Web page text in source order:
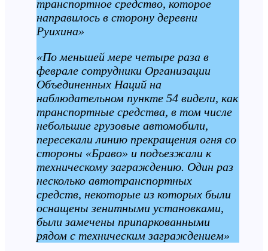
транспортное средство, которое
направилось в сторону деревни
Руихина»
«По меньшей мере четыре раза в
феврале сотрудники Организации
Объединенных Наций на
наблюдательном пункте 54 видели, как
транспортные средства, в том числе
небольшие грузовые автомобили,
пересекали линию прекращения огня со
стороны «Браво» и подъезжали к
техническому заграждению. Один раз
несколько автотранспортных
средств, некоторые из которых были
оснащены зенитными установками,
были замечены припаркованными
рядом с техническим заграждением»